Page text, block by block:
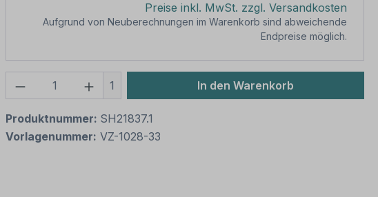
Preise inkl. MwSt. zzgl. Versandkosten
Aufgrund von Neuberechnungen im Warenkorb sind abweichende
Endpreise möglich.
Produkt Anzahl: Gib den gewünschten Wert
1 In den Warenkorb
Produktnummer: SH21837.1
Vorlagenummer: VZ-1028-33